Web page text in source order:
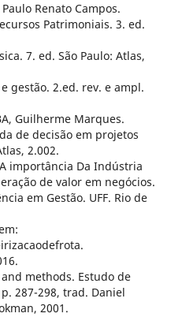
Renato Campos.
Patrimoniais. 3. ed.
7. ed. São Paulo: Atlas,
gestão. 2.ed. rev. e ampl.
Guilherme Marques.
de decisão em projetos
2.002.
A importância Da Indústria
de valor em negócios.
em Gestão. UFF. Rio de
methods. Estudo de
287-298, trad. Daniel
2001.